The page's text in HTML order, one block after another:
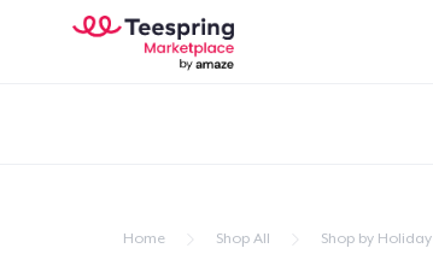
Home Shop All Shop by Holiday